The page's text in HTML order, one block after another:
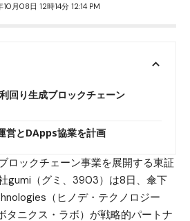
月08日 12時14分 12:14 PM
回り生成ブロックチェーン
営とDApps協業を計画
ロックチェーン事業を展開する東証
gumi（グミ、3903）は8日、傘下
（ヒノデ・テクノロジー
タニクス・ラボ）が戦略的パートナ